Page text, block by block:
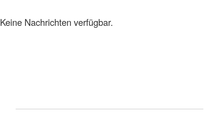
Keine Nachrichten verfügbar.